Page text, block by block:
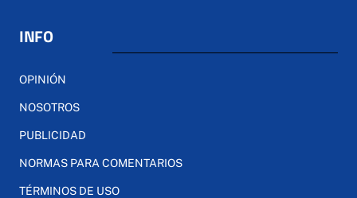
INFO
OPINIÓN
NOSOTROS
PUBLICIDAD
NORMAS PARA COMENTARIOS
TÉRMINOS DE USO